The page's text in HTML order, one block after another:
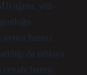
ağrısı, yüz–
hassas
da tabloya
bazen